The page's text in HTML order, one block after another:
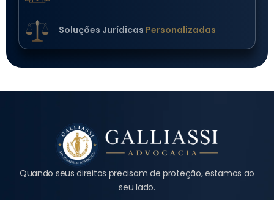
Soluções Jurídicas Personalizadas
Quando seus direitos precisam de proteção, estamos ao
seu lado.